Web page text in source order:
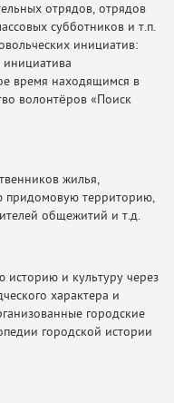
отрядов, отрядов
субботников и т.п.
инициатив:
время находящимся в
волонтёров «Поиск
жилья,
территорию,
общежитий и т.д.
историю и культуру через
характера и
городские
городской истории